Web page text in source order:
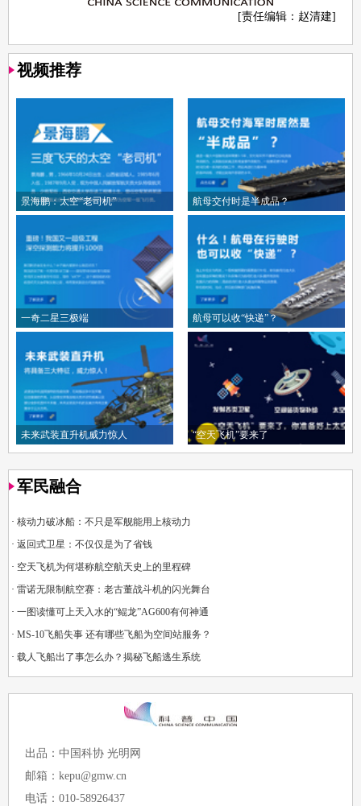
[责任编辑：赵清建]
视频推荐
景海鹏：太空“老司机” 航母交付时是半成品？
一奇二星三极端 航母可以收“快递”？
未来武装直升机威力惊人 “空天飞机”要来了
军民融合
· 核动力破冰船：不只是军舰能用上核动力
· 返回式卫星：不仅仅是为了省钱
· 空天飞机为何堪称航空航天史上的里程碑
· 雷诺无限制航空赛：老古董战斗机的闪光舞台
· 一图读懂可上天入水的“鲲龙”AG600有何神通
· MS-10飞船失事 还有哪些飞船为空间站服务？
· 载人飞船出了事怎么办？揭秘飞船逃生系统
出品：中国科协 光明网
邮箱：kepu@gmw.cn
电话：010-58926437